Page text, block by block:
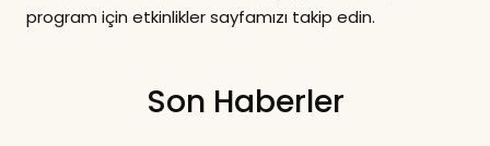
program için etkinlikler sayfamızı takip edin.
Son Haberler